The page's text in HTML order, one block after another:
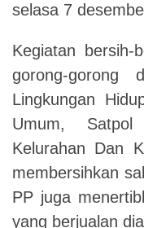
selasa 7
Kegiatan bersih-
gorong-gorong
Lingkungan
Umum,
Kelurahan Dan
membersihkan
PP juga
yang berjualan